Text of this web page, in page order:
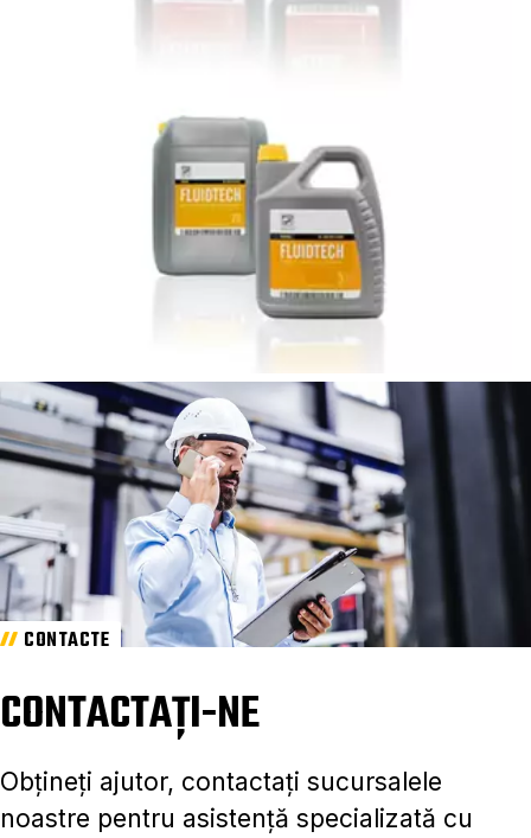
CONTACTE
CONTACTAȚI-NE
Obțineți ajutor, contactați sucursalele
noastre pentru asistență specializată cu